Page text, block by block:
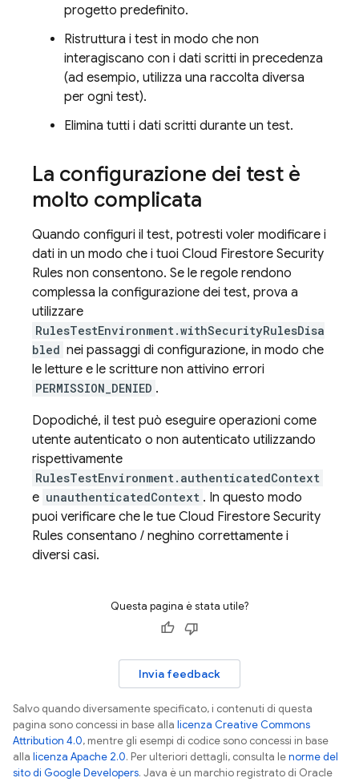
progetto predefinito.
Ristruttura i test in modo che non
interagiscano con i dati scritti in precedenza
(ad esempio, utilizza una raccolta diversa
per ogni test).
Elimina tutti i dati scritti durante un test.
La configurazione dei test è
molto complicata
Quando configuri il test, potresti voler modificare i
dati in un modo che i tuoi Cloud Firestore Security
Rules non consentono. Se le regole rendono
complessa la configurazione dei test, prova a
utilizzare
RulesTestEnvironment.withSecurityRulesDisa
bled nei passaggi di configurazione, in modo che
le letture e le scritture non attivino errori
PERMISSION_DENIED .
Dopodiché, il test può eseguire operazioni come
utente autenticato o non autenticato utilizzando
rispettivamente
RulesTestEnvironment.authenticatedContext
e unauthenticatedContext . In questo modo
puoi verificare che le tue Cloud Firestore Security
Rules consentano / neghino correttamente i
diversi casi.
Questa pagina è stata utile?
Invia feedback
Salvo quando diversamente specificato, i contenuti di questa
pagina sono concessi in base alla licenza Creative Commons
Attribution 4.0, mentre gli esempi di codice sono concessi in base
alla licenza Apache 2.0. Per ulteriori dettagli, consulta lenorme del
sito di Google Developers. Java è un marchio registrato di Oracle